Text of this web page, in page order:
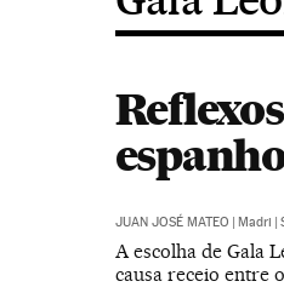
JUAN JOSÉ MATEO | Madri |
A escolha de Gala
causa receio entre